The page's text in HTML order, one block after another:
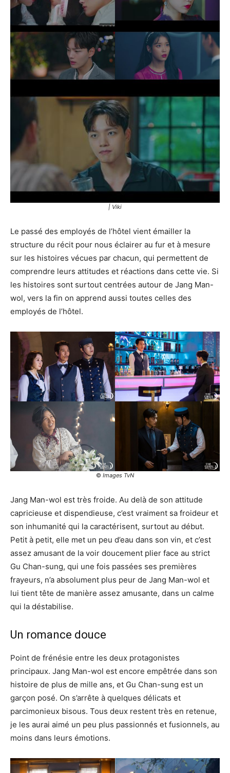
| Viki
Le passé des employés de l’hôtel vient émailler la
structure du récit pour nous éclairer au fur et à mesure
sur les histoires vécues par chacun, qui permettent de
comprendre leurs attitudes et réactions dans cette vie. Si
les histoires sont surtout centrées autour de Jang Man-
wol, vers la fin on apprend aussi toutes celles des
employés de l’hôtel.
© Images TvN
Jang Man-wol est très froide. Au delà de son attitude
capricieuse et dispendieuse, c’est vraiment sa froideur et
son inhumanité qui la caractérisent, surtout au début.
Petit à petit, elle met un peu d’eau dans son vin, et c’est
assez amusant de la voir doucement plier face au strict
Gu Chan-sung, qui une fois passées ses premières
frayeurs, n’a absolument plus peur de Jang Man-wol et
lui tient tête de manière assez amusante, dans un calme
qui la déstabilise.
Un romance douce
Point de frénésie entre les deux protagonistes
principaux. Jang Man-wol est encore empêtrée dans son
histoire de plus de mille ans, et Gu Chan-sung est un
garçon posé. On s’arrête à quelques délicats et
parcimonieux bisous. Tous deux restent très en retenue,
je les aurai aimé un peu plus passionnés et fusionnels, au
moins dans leurs émotions.